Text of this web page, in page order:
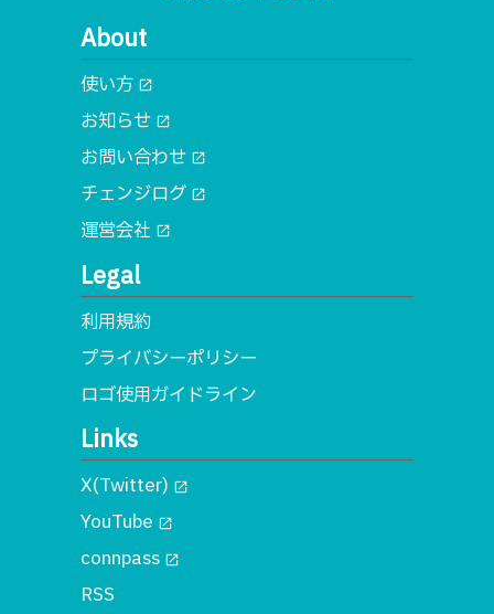
About
使い方 open_in_new
お知らせ open_in_new
お問い合わせ open_in_new
チェンジログ open_in_new
運営会社 open_in_new
Legal
利用規約
プライバシーポリシー
ロゴ使用ガイドライン
Links
X(Twitter) open_in_new
YouTube open_in_new
connpass open_in_new
RSS